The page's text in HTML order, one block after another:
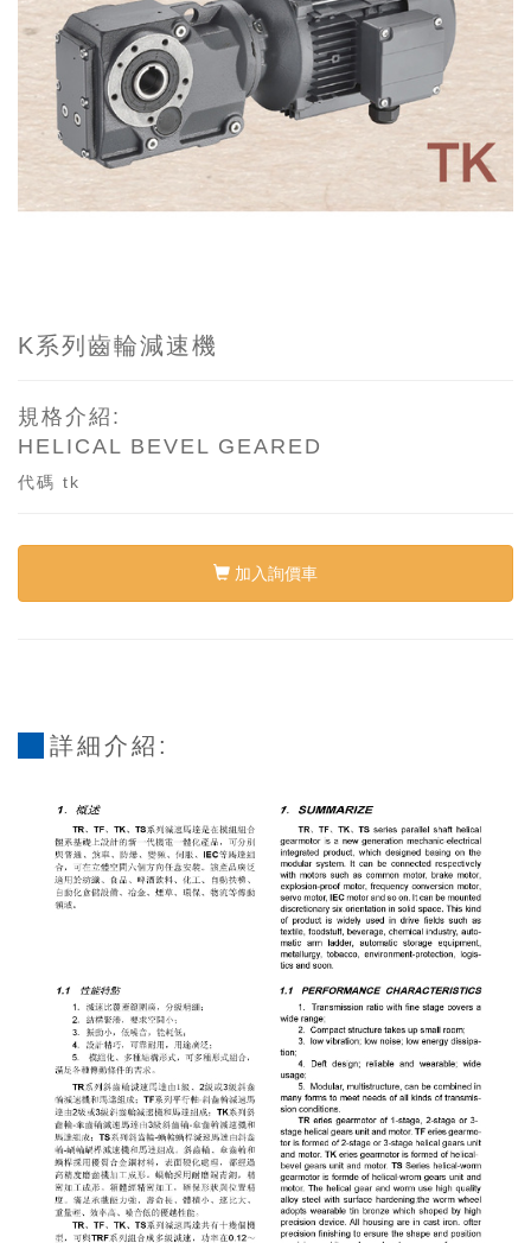
K系列齒輪減速機
規格介紹:
HELICAL BEVEL GEARED
代碼 tk
加入詢價車
詳細介紹: